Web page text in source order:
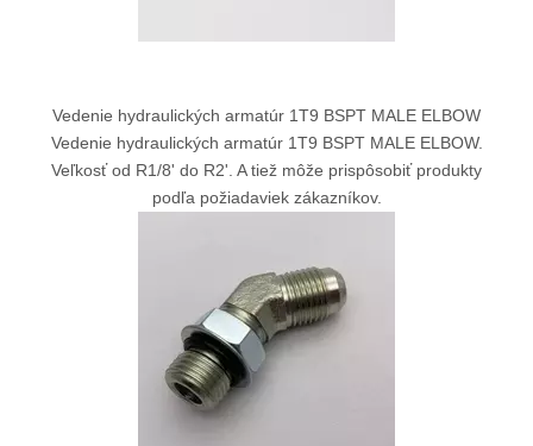
Vedenie hydraulických armatúr 1T9 BSPT MALE ELBOW
Vedenie hydraulických armatúr 1T9 BSPT MALE ELBOW.
Veľkosť od R1/8' do R2'. A tiež môže prispôsobiť produkty
podľa požiadaviek zákazníkov.